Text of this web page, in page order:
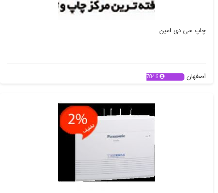
چاپ سی دی امین
اصفهان 7846